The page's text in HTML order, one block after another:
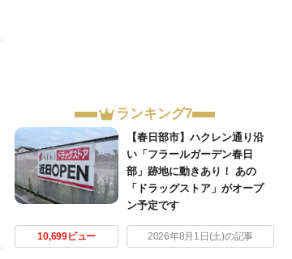
ランキング7
【春日部市】ハクレン通り沿
い「フラールガーデン春日
部」跡地に動きあり！ あの
「ドラッグストア」がオープ
ン予定です
10,699ビュー 2026年8月1日(土)の記事